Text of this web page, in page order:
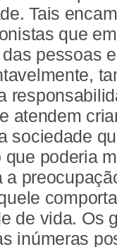
Tais
que
pessoas
atendem
sociedade
poderia
a
de vida. Os
inúmeras